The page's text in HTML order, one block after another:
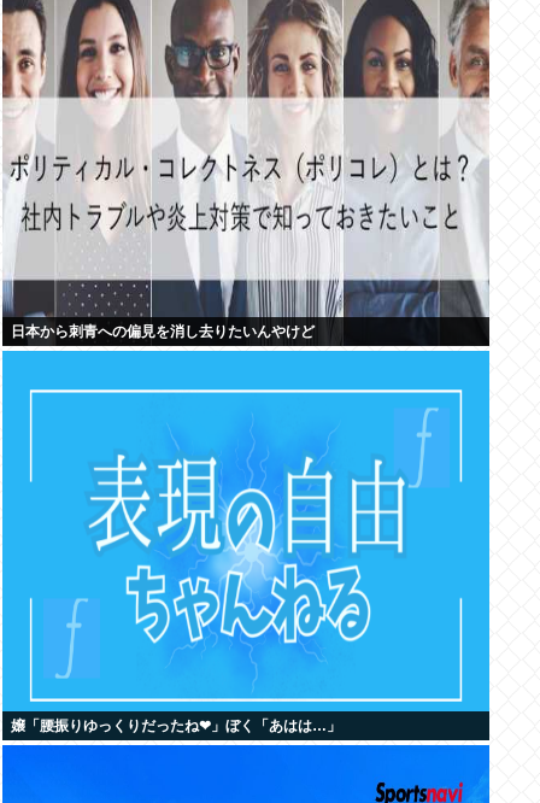
日本から刺青への偏見を消し去りたいんやけど
嬢「腰振りゆっくりだったね❤」ぼく「あはは…」